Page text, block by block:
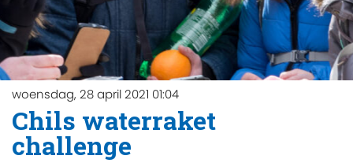
woensdag, 28 april 2021 01:04
Chils waterraket
challenge